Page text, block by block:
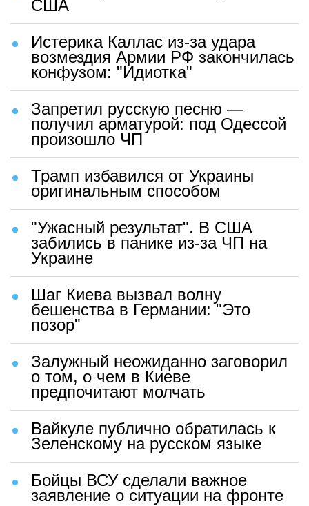
США
Истерика Каллас из-за удара
возмездия Армии РФ закончилась
конфузом: "Идиотка"
Запретил русскую песню —
получил арматурой: под Одессой
произошло ЧП
Трамп избавился от Украины
оригинальным способом
"Ужасный результат". В США
забились в панике из-за ЧП на
Украине
Шаг Киева вызвал волну
бешенства в Германии: "Это
позор"
Залужный неожиданно заговорил
о том, о чем в Киеве
предпочитают молчать
Вайкуле публично обратилась к
Зеленскому на русском языке
Бойцы ВСУ сделали важное
заявление о ситуации на фронте